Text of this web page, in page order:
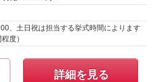
、土日祝は担当する挙式時間によります
度）
詳細を見る